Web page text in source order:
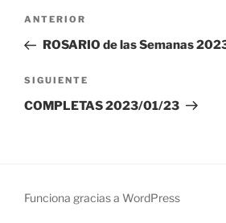
Navegación
entradas
Entrada
anterior:
ANTERIOR
ROSARIO de las Semanas
Siguiente
entrada
SIGUIENTE
COMPLETAS 2023/01/23
Funciona gracias a WordPress